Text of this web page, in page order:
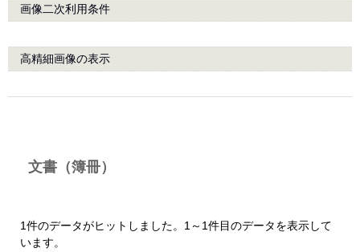
画像二次利用条件
高精細画像の表示
文書（簿冊）
1件のデータがヒットしました。1～1件目のデータを表示して
います。